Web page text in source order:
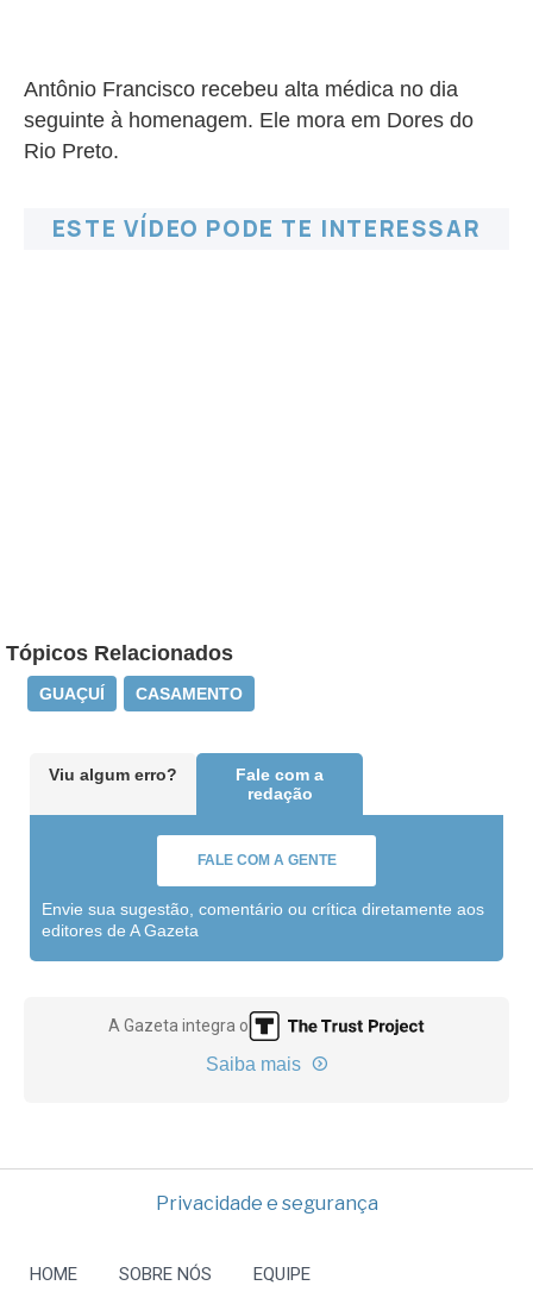
Antônio Francisco recebeu alta médica no dia
seguinte à homenagem. Ele mora em Dores do
Rio Preto.
ESTE VÍDEO PODE TE INTERESSAR
Tópicos Relacionados
GUAÇUÍ CASAMENTO
Viu algum erro?
Fale com a
redação
FALE COM A GENTE
Envie sua sugestão, comentário ou crítica diretamente aos
editores de A Gazeta
A Gazeta integra o
Saiba mais
Privacidade e segurança
HOME SOBRE NÓS EQUIPE